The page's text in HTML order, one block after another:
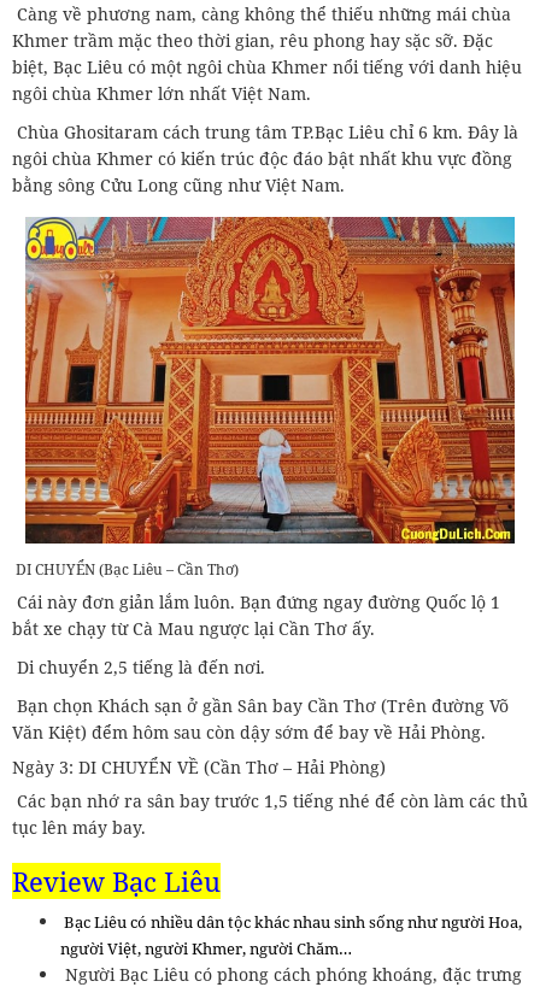
Càng về phương nam, càng không thể thiếu những mái chùa
Khmer trầm mặc theo thời gian, rêu phong hay sặc sỡ. Đặc
biệt, Bạc Liêu có một ngôi chùa Khmer nổi tiếng với danh hiệu
ngôi chùa Khmer lớn nhất Việt Nam.
Chùa Ghositaram cách trung tâm TP.Bạc Liêu chỉ 6 km. Đây là
ngôi chùa Khmer có kiến trúc độc đáo bật nhất khu vực đồng
bằng sông Cửu Long cũng như Việt Nam.
DI CHUYỂN (Bạc Liêu – Cần Thơ)
Cái này đơn giản lắm luôn. Bạn đứng ngay đường Quốc lộ 1
bắt xe chạy từ Cà Mau ngược lại Cần Thơ ấy.
Di chuyển 2,5 tiếng là đến nơi.
Bạn chọn Khách sạn ở gần Sân bay Cần Thơ (Trên đường Võ
Văn Kiệt) đểm hôm sau còn dậy sớm để bay về Hải Phòng.
Ngày 3: DI CHUYỂN VỀ (Cần Thơ – Hải Phòng)
Các bạn nhớ ra sân bay trước 1,5 tiếng nhé để còn làm các thủ
tục lên máy bay.
Review Bạc Liêu
Bạc Liêu có nhiều dân tộc khác nhau sinh sống như người Hoa,
người Việt, người Khmer, người Chăm…
Người Bạc Liêu có phong cách phóng khoáng, đặc trưng